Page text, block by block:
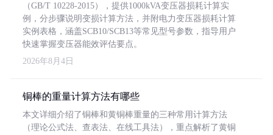
（GB/T 10228-2015），提供1000kVA变压器损耗计算实
例，分步骤说明变损计算方法，并附电力变压器损耗计算
实例表格，涵盖SCB10/SCB13等常见型号参数，指导用户
快速掌握变压器能效评估要点。
2026年8月4日
铜棒的重量计算方法有哪些
本文详细介绍了铜棒和黄铜棒重量的三种常用计算方法
（理论公式法、查表法、在线工具法），重点解析了黄铜